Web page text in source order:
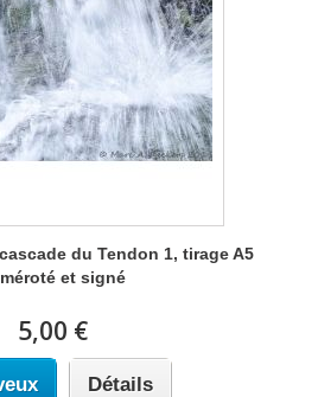
du Tendon 1, tirage A5
et signé
5,00 €
Détails